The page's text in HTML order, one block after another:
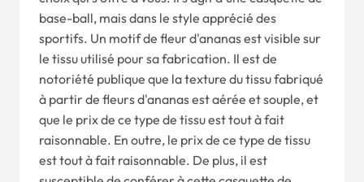
base-ball, mais dans le style apprécié des
sportifs. Un motif de fleur d'ananas est visible sur
le tissu utilisé pour sa fabrication. Il est de
notoriété publique que la texture du tissu fabriqué
à partir de fleurs d'ananas est aérée et souple, et
que le prix de ce type de tissu est tout à fait
raisonnable. En outre, le prix de ce type de tissu
est tout à fait raisonnable. De plus, il est